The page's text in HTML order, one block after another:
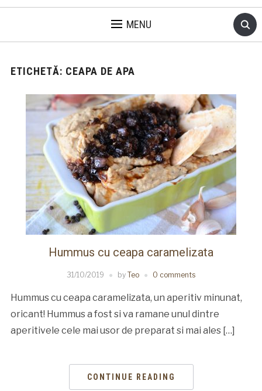
MENU
ETICHETĂ: CEAPA DE APA
Hummus cu ceapa caramelizata
31/10/2019 by Teo 0 comments
Hummus cu ceapa caramelizata, un aperitiv minunat,
oricant! Hummus a fost si va ramane unul dintre
aperitivele cele mai usor de preparat si mai ales […]
CONTINUE READING